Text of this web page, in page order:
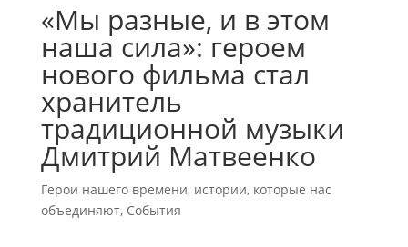
«Мы разные, и в этом
наша сила»: героем
нового фильма стал
хранитель
традиционной музыки
Дмитрий Матвеенко
Герои нашего времени, истории, которые нас
объединяют, События